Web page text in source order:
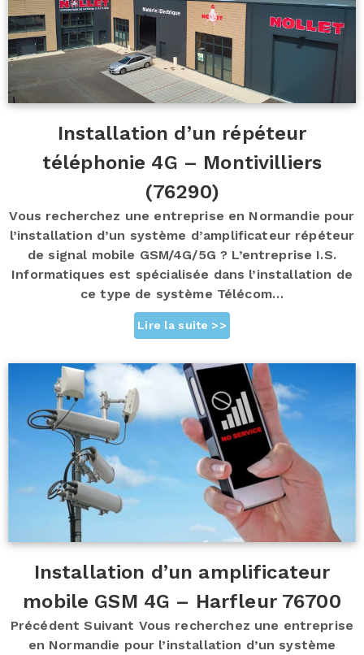
Installation d’un répéteur
téléphonie 4G – Montivilliers
(76290)
Vous recherchez une entreprise en Normandie pour
l’installation d’un système d’amplificateur répéteur
de signal mobile GSM/4G/5G ? L’entreprise I.S.
Informatiques est spécialisée dans l’installation de
ce type de système Télécom…
Lire la suite >>
Installation d’un amplificateur
mobile GSM 4G – Harfleur 76700
Précédent Suivant Vous recherchez une entreprise
en Normandie pour l’installation d’un système